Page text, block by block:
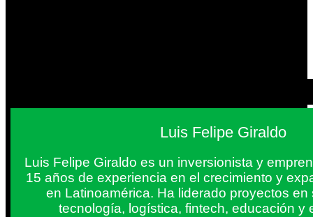
Luis Felipe Giraldo
Luis Felipe Giraldo es un inversionista y
15 años de experiencia en el crecimiento y
en Latinoamérica. Ha liderado proyectos en
tecnología, logística, fintech, educación y